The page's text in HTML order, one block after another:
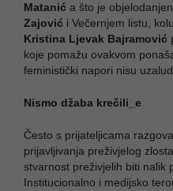
Matanić a što je
Zajović i Večernjem listu,
Kristina Ljevak Bajramović
koje pomažu ovakvom
feministički napori nisu
Nismo džaba krečili_e
Često s prijateljicama
prijavljivanja preživjelog
stvarnost preživjelih biti nalik
Institucionalno i medijsko